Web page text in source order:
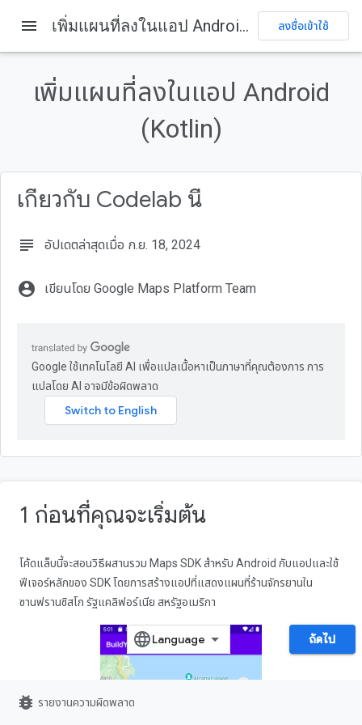
1. ก่อนที่คุณจะเริ่มต้น
ข้อกำหนดเบื้องต้น
menu เพิ่มแผนที่ลงในแอป Android (Kotlin) ลงชื่อเข้าใช้
เพิ่มแผนที่ลงในแอป Android
(Kotlin)
เกี่ยวกับ Codelab นี้
subject อัปเดตล่าสุดเมื่อ ก.ย. 18, 2024
account_circle เขียนโดย Google Maps Platform Team
Google ใช้เทคโนโลยี AI เพื่อแปลเนื้อหาเป็นภาษาที่คุณต้องการ การ
แปลโดย AI อาจมีข้อผิดพลาด
1 ก่อนที่คุณจะเริ่มต้น
โค้ดแล็บนี้จะสอนวิธีผสานรวม Maps SDK สำหรับ Android กับแอปและใช้
ฟีเจอร์หลักของ SDK โดยการสร้างแอปที่แสดงแผนที่ร้านจักรยานใน
ซานฟรานซิสโก รัฐแคลิฟอร์เนีย สหรัฐอเมริกา
ถัดไป
bug_report รายงานความผิดพลาด